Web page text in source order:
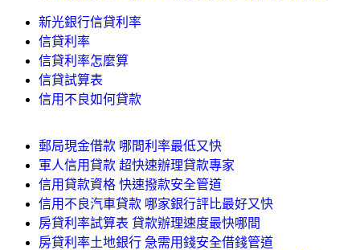
新光銀行信貸利率
信貸利率
信貸利率怎麼算
信貸試算表
信用不良如何貸款
郵局現金借款 哪間利率最低又快
軍人信用貸款 超快速辦理貸款專家
信用貸款資格 快速撥款安全管道
信用不良汽車貸款 哪家銀行評比最好又快
房貸利率試算表 貸款辦理速度最快哪間
房貸利率土地銀行 急需用錢安全借錢管道